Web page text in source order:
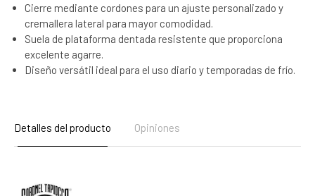
Cierre mediante cordones para un ajuste personalizado y
cremallera lateral para mayor comodidad.
Suela de plataforma dentada resistente que proporciona
excelente agarre.
Diseño versátil ideal para el uso diario y temporadas de frío.
Detalles del producto Opiniones